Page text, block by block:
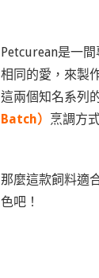
Petcurean是一
相同的愛，來製
這兩個知名系列
Batch） 烹調方
那麼這款飼料適
色吧！